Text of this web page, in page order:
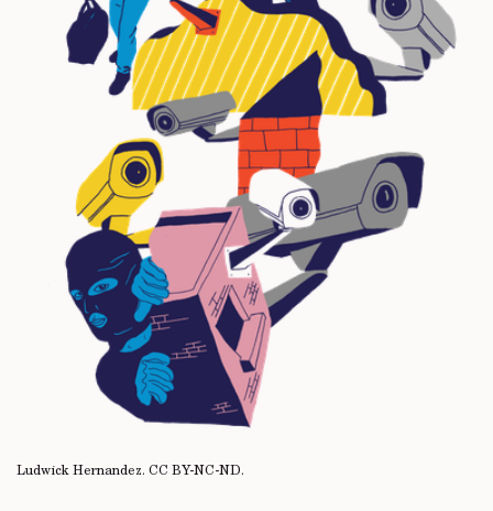
Ludwick Hernandez. CC BY-NC-ND.